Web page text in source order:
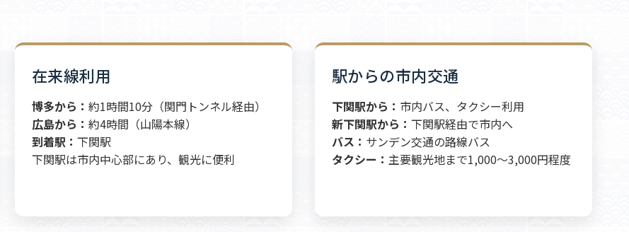
在来線利用
博多から： 約1時間10分（関門トンネル経由）
広島から： 約4時間（山陽本線）
到着駅： 下関駅
下関駅は市内中心部にあり、観光に便利
駅からの市内交通
下関駅から： 市内バス、タクシー利用
新下関駅から： 下関駅経由で市内へ
バス： サンデン交通の路線バス
タクシー： 主要観光地まで1,000～3,000円程度